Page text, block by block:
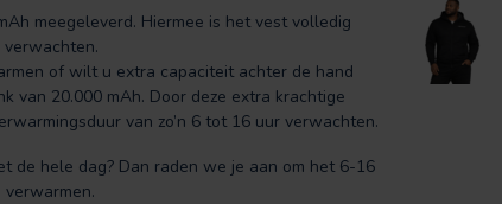
meegeleverd. Hiermee is het vest volledig
of wilt u extra capaciteit achter de hand
van 20.000 mAh. Door deze extra krachtige
van zo’n 6 tot 16 uur verwachten.
de hele dag? Dan raden we je aan om het 6-16